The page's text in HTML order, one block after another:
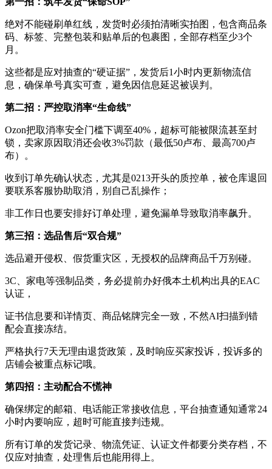
绝对不能碰刷单红线，发货时必须拍清晰实拍图，包含商品条
码、标签、完整包装和贴单后的包裹图，全部存档至少3个
月。
这些都是应对抽查的“硬证据”，发货后1小时内更新物流信
息，确保单号真实可查，避免因信息延迟被误判。
第二招：严控取消率“生命线”
Ozon把取消率安全门槛下调至40%，超标可能被限流甚至封
锁，卖家原因取消还会收3%罚款（最低50卢布、最高700卢
布）。
收到订单先确认状态，尤其是0213开头的质控单，被仓库退回
要联系客服协助取消，别自己乱操作；
非工作日也要安排好订单处理，避免漏单导致取消率飙升。
第三招：选品售后“双合规”
选品避开侵权、假货重灾区，无授权的品牌商品千万别碰。
3C、家电等强制品类，务必提前办好俄本土机构出具的EAC
认证，
证书信息要和详情页、商品铭牌完全一致，不然AI扫描到错
配会直接冻结。
严格执行7天无理由退货政策，及时响应买家投诉，投诉多的
店铺会被重点标记哦。
第四招：主动配合不慌神
确保绑定的邮箱、电话能正常接收信息，平台抽查通知通常24
小时内要响应，超时可能直接判违规。
所有订单的发货记录、物流凭证、认证文件都要分类存档，不
仅应对抽查，处理售后也能用得上。